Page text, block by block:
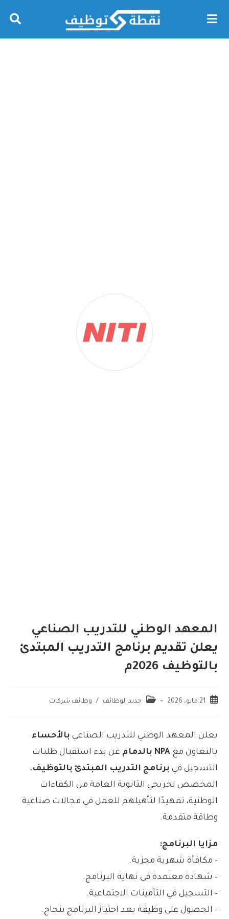
المعهد الوطني للتدريب الصناعي
يعلن تقديم برنامج التدريب المبتدئ
بالتوظيف 2026م
21 مايو، 2026 جديد الوظائف / وظائف شركات
يعلن المعهد الوطني للتدريب الصناعي بالأحساء
بالتعاون معNPA بالدمام
عن بدء استقبال طلبات
التسجيل في برنامج التدريب المبتدئ بالتوظيف،
المخصص لخريجي الثانوية العامة من الكفاءات
الوطنية، تمهيدًا لتأهيلهم للعمل في مجالات صناعية
وطاقة متقدمة.
مزايا البرنامج:
– مكافأة شهرية مجزية.
– شهادة معتمدة في نهاية البرنامج.
– التسجيل في التأمينات الاجتماعية.
– الحصول على وظيفة بعد اجتياز البرنامج بنجاح.